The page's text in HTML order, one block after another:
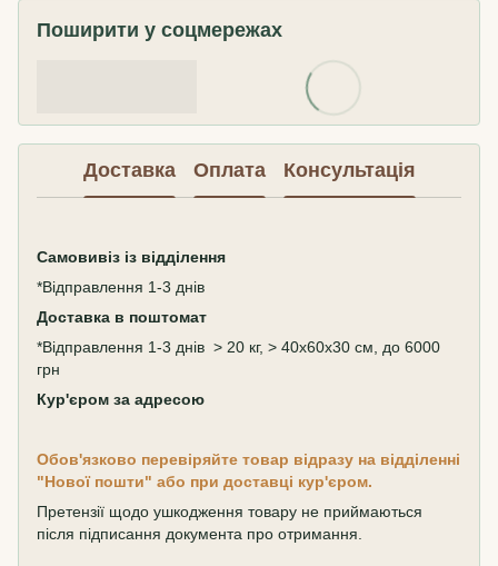
Поширити у соцмережах
Доставка Оплата Консультація
Самовивіз із відділення
*Відправлення 1-3 днів
Доставка в поштомат
*Відправлення 1-3 днів > 20 кг, > 40х60х30 см, до 6000
грн
Кур'єром за адресою
Обов'язково перевіряйте товар відразу на відділенні
"Нової пошти" або при доставці кур'єром.
Претензії щодо ушкодження товару не приймаються
після підписання документа про отримання.